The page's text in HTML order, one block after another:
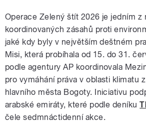
Operace Zelený štít 2026 je jedním z
koordinovaných zásahů proti
jaké kdy byly v největším deštném
Misi, která probíhala od 15. do 31.
podle agentury AP koordinovala
pro vymáhání práva v oblasti klimatu
hlavního města Bogoty. Iniciativu
arabské emiráty, které podle deníku
čele sedmnáctidenní akce.